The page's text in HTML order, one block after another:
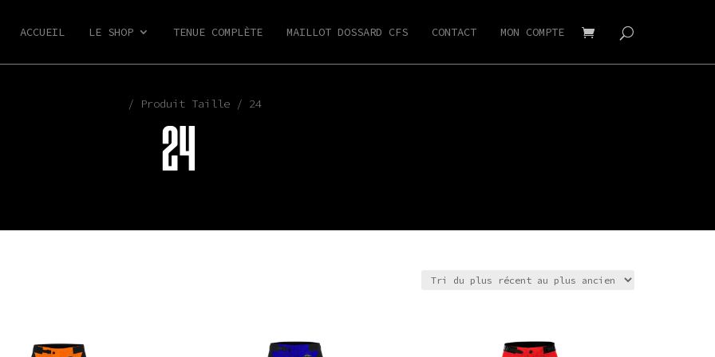
ACCUEIL LE SHOP TENUE COMPLÈTE MAILLOT DOSSARD CFS CONTACT MON COMPTE
/ Produit Taille / 24
24